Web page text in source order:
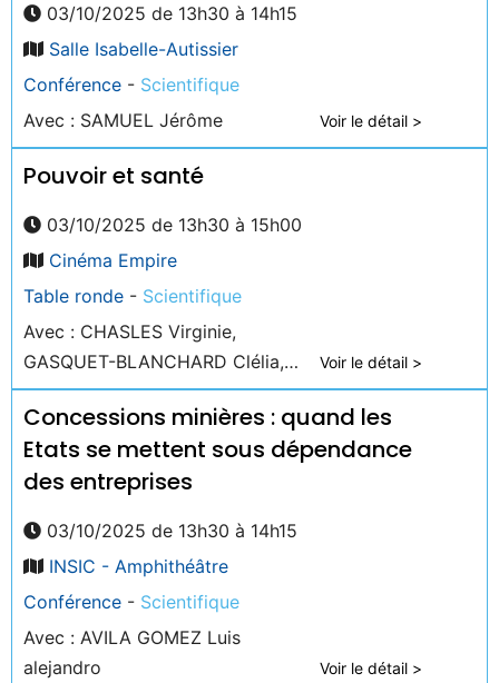
03/10/2025 de 13h30 à 14h15
Salle Isabelle-Autissier
Conférence - Scientifique
Avec : SAMUEL Jérôme
Voir le détail >
Pouvoir et santé
03/10/2025 de 13h30 à 15h00
Cinéma Empire
Table ronde - Scientifique
Avec : CHASLES Virginie,
GASQUET-BLANCHARD Clélia,
RABAUD Christian
Voir le détail >
Concessions minières : quand les
Etats se mettent sous dépendance
des entreprises
03/10/2025 de 13h30 à 14h15
INSIC - Amphithéâtre
Conférence - Scientifique
Avec : AVILA GOMEZ Luis
alejandro
Voir le détail >